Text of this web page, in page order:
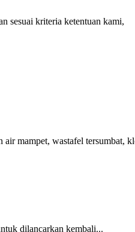
sesuai kriteria ketentuan kami,
mampet, wastafel tersumbat,
dilancarkan kembali...